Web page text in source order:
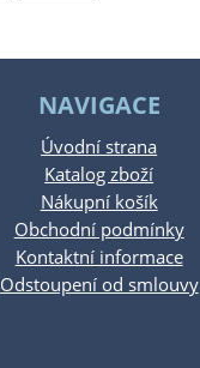
NAVIGACE
Úvodní strana
Katalog zboží
Nákupní košík
Obchodní podmínky
Kontaktní informace
Odstoupení od smlouvy